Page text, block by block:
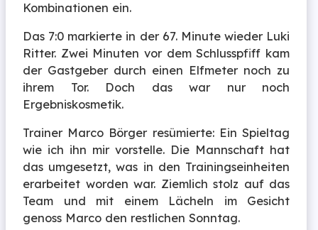
Kombinationen ein.
Das 7:0 markierte in der 67. Minute wieder Luki
Ritter. Zwei Minuten vor dem Schlusspfiff kam
der Gastgeber durch einen Elfmeter noch zu
ihrem Tor. Doch das war nur noch
Ergebniskosmetik.
Trainer Marco Börger resümierte: Ein Spieltag
wie ich ihn mir vorstelle. Die Mannschaft hat
das umgesetzt, was in den Trainingseinheiten
erarbeitet worden war. Ziemlich stolz auf das
Team und mit einem Lächeln im Gesicht
genoss Marco den restlichen Sonntag.